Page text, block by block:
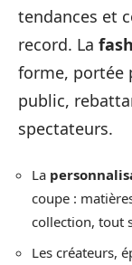
tendances et
record. La
forme, portée
public,
spectateurs.
La
coupe :
collection, tout
Les créateurs,